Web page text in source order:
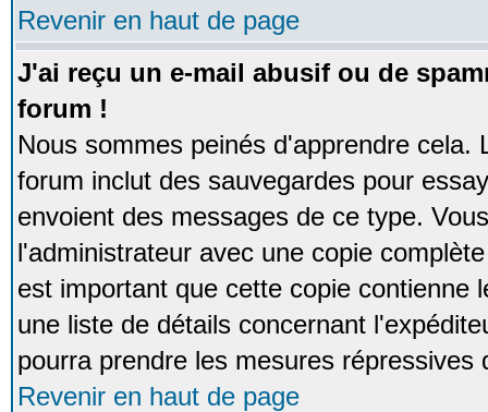
Revenir en haut de page
J'ai reçu un e-mail abusif ou de
forum !
Nous sommes peinés d'apprendre cela.
forum inclut des sauvegardes pour
envoient des messages de ce type.
l'administrateur avec une copie
est important que cette copie contienne
une liste de détails concernant
pourra prendre les mesures répressives
Revenir en haut de page